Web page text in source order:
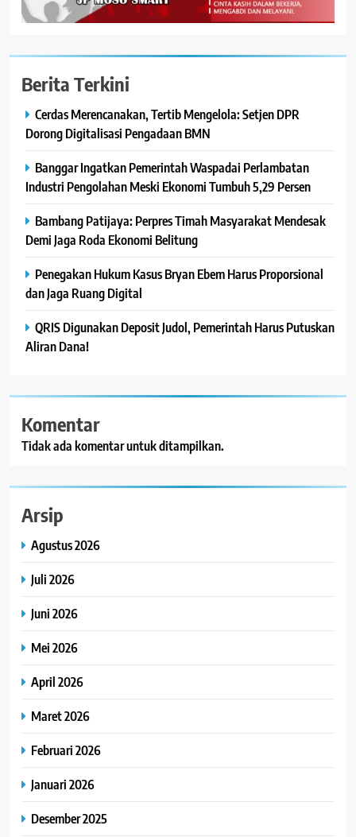
Berita Terkini
Cerdas Merencanakan, Tertib Mengelola: Setjen DPR
Dorong Digitalisasi Pengadaan BMN
Banggar Ingatkan Pemerintah Waspadai Perlambatan
Industri Pengolahan Meski Ekonomi Tumbuh 5,29 Persen
Bambang Patijaya: Perpres Timah Masyarakat Mendesak
Demi Jaga Roda Ekonomi Belitung
Penegakan Hukum Kasus Bryan Ebem Harus Proporsional
dan Jaga Ruang Digital
QRIS Digunakan Deposit Judol, Pemerintah Harus Putuskan
Aliran Dana!
Komentar
Tidak ada komentar untuk ditampilkan.
Arsip
Agustus 2026
Juli 2026
Juni 2026
Mei 2026
April 2026
Maret 2026
Februari 2026
Januari 2026
Desember 2025